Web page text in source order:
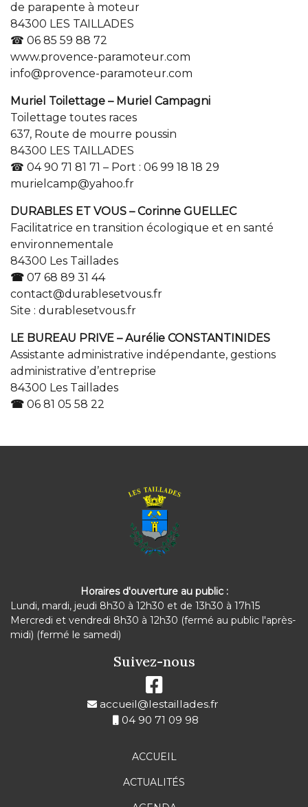
de parapente à moteur
84300 LES TAILLADES
☎ 06 85 59 88 72
www.provence-paramoteur.com
info@provence-paramoteur.com
Muriel Toilettage – Muriel Campagni
Toilettage toutes races
637, Route de mourre poussin
84300 LES TAILLADES
☎ 04 90 71 81 71 – Port : 06 99 18 18 29
murielcamp@yahoo.fr
DURABLES ET VOUS – Corinne GUELLEC
Facilitatrice en transition écologique et en santé
environnementale
84300 Les Taillades
☎ 07 68 89 31 44
contact@durablesetvous.fr
Site : durablesetvous.fr
LE BUREAU PRIVE – Aurélie CONSTANTINIDES
Assistante administrative indépendante, gestions
administrative d’entreprise
84300 Les Taillades
☎ 06 81 05 58 22
Horaires d'ouverture au public :
Lundi, mardi, jeudi 8h30 à 12h30 et de 13h30 à 17h15
Mercredi et vendredi 8h30 à 12h30 (fermé au public l'après-
midi) (fermé le samedi)
ACCUEIL
ACTUALITÉS
Suivez-nous
accueil@lestaillades.fr
04 90 71 09 98